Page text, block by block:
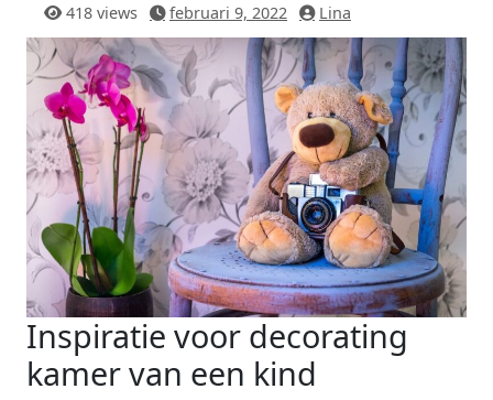
418 views februari 9, 2022 Lina
Inspiratie voor decorating
kamer van een kind